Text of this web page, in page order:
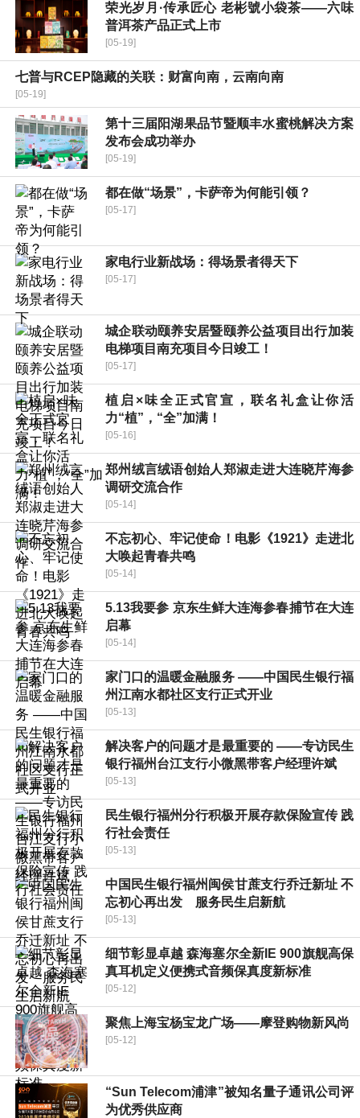
荣光岁月·传承匠心 老彬號小袋茶——六味
普洱茶产品正式上市
[05-19]
七普与RCEP隐藏的关联：财富向南，云南向南
[05-19]
第十三届阳湖果品节暨顺丰水蜜桃解决方案
发布会成功举办
[05-19]
都在做“场景”，卡萨帝为何能引领？
[05-17]
家电行业新战场：得场景者得天下
[05-17]
城企联动颐养安居暨颐养公益项目出行加装
电梯项目南充项目今日竣工！
[05-17]
植启×味全正式官宣，联名礼盒让你活
力“植”，“全”加满！
[05-16]
郑州绒言绒语创始人郑淑走进大连晓芹海参
调研交流合作
[05-14]
不忘初心、牢记使命！电影《1921》走进北
大唤起青春共鸣
[05-14]
5.13我要参 京东生鲜大连海参春捕节在大连
启幕
[05-14]
家门口的温暖金融服务 ——中国民生银行福
州江南水都社区支行正式开业
[05-13]
解决客户的问题才是最重要的 ——专访民生
银行福州台江支行小微黑带客户经理许斌
[05-13]
民生银行福州分行积极开展存款保险宣传 践
行社会责任
[05-13]
中国民生银行福州闽侯甘蔗支行乔迁新址 不
忘初心再出发 服务民生启新航
[05-13]
细节彰显卓越 森海塞尔全新IE 900旗舰高保
真耳机定义便携式音频保真度新标准
[05-12]
聚焦上海宝杨宝龙广场——摩登购物新风尚
[05-12]
“Sun Telecom浦津”被知名量子通讯公司评
为优秀供应商